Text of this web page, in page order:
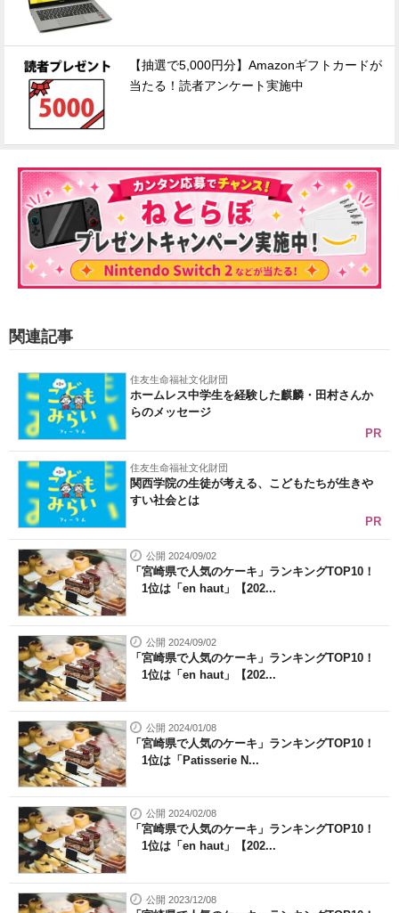
【抽選で5,000円分】Amazonギフトカードが
当たる！読者アンケート実施中
関連記事
住友生命福祉文化財団
ホームレス中学生を経験した麒麟・田村さんか
らのメッセージ
PR
住友生命福祉文化財団
関西学院の生徒が考える、こどもたちが生きや
すい社会とは
PR
公開 2024/09/02
「宮崎県で人気のケーキ」ランキングTOP10！
1位は「en haut」【202...
公開 2024/09/02
「宮崎県で人気のケーキ」ランキングTOP10！
1位は「en haut」【202...
公開 2024/01/08
「宮崎県で人気のケーキ」ランキングTOP10！
1位は「Patisserie N...
公開 2024/02/08
「宮崎県で人気のケーキ」ランキングTOP10！
1位は「en haut」【202...
公開 2023/12/08